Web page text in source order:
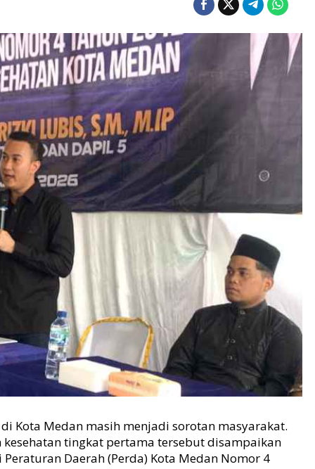
Kota Medan masih menjadi sorotan masyarakat.
tingkat pertama tersebut disampaikan
Daerah (Perda) Kota Medan Nomor 4